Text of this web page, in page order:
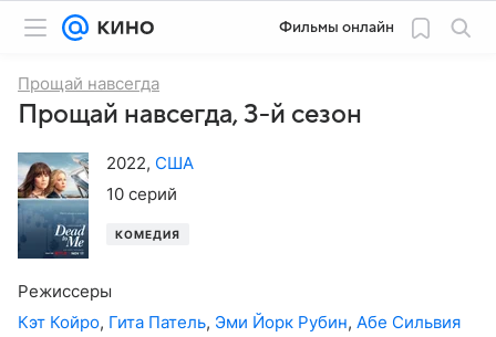
Фильмы онлайн
Прощай навсегда
Прощай навсегда, 3-й сезон
2022, США
10 серий
КОМЕДИЯ
Режиссеры
Кэт Койро, Гита Патель, Эми Йорк Рубин, Абе Сильвия